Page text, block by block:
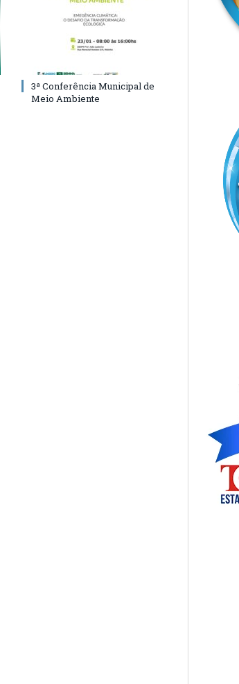
3ª Conferência Municipal de
Meio Ambiente